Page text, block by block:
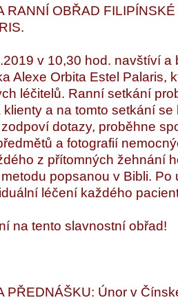
RANNÍ OBŘAD
v 10,30 hod. navštíví a
Alexe Orbita Estel Palaris,
léčitelů. Ranní setkání
a na tomto setkání
dotazy, proběhne
a fotografií
z přítomných žehnání
popsanou v Bibli.
léčení každého
na tento slavnostní obřad!
PŘEDNÁŠKU: Únor v